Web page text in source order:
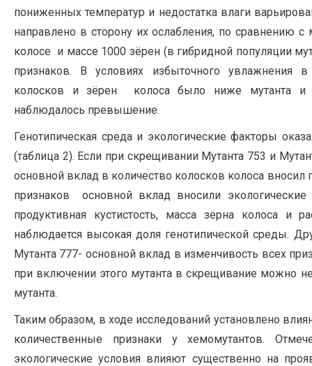
пониженных температур и недостатка влаги
направлено в сторону их ослабления, по сравнению
колосе и массе 1000 зёрен (в гибридной популяции
признаков. В условиях избыточного увлажнения
колосков и зёрен колоса было ниже мутанта и
наблюдалось превышение.
Генотипическая среда и экологические факторы
(таблица 2). Если при скрещивании Мутанта 753 и
основной вклад в количество колосков колоса вносил
признаков основной вклад вносили
продуктивная кустистость, масса зерна колоса и
наблюдается высокая доля генотипической среды.
Мутанта 777- основной вклад в изменчивость всех
при включении этого мутанта в скрещивание можно
мутанта.
Таким образом, в ходе исследований установлено
количественные признаки у хемомутантов.
экологические условия влияют существенно на